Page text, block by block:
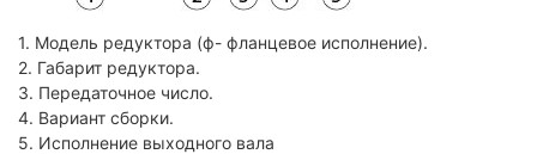
1. Модель редуктора (ф- фланцевое исполнение).
2. Габарит редуктора.
3. Передаточное число.
4. Вариант сборки.
5. Исполнение выходного вала